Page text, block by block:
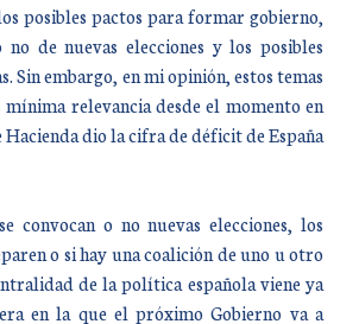
posibles pactos para formar gobierno,
de nuevas elecciones y los posibles
Sin embargo, en mi opinión, estos temas
mínima relevancia desde el momento en
dio la cifra de déficit de España
convocan o no nuevas elecciones, los
o si hay una coalición de uno u otro
de la política española viene ya
en la que el próximo Gobierno va a